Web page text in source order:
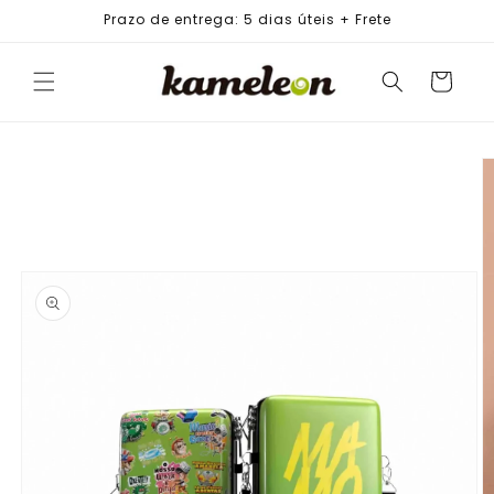
Prazo de entrega: 5 dias úteis + Frete
Carrinho